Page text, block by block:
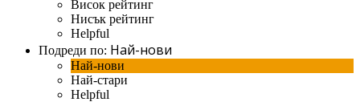
Висок рейтинг
Нисък рейтинг
Helpful
Подреди по: Най-нови
Най-нови
Най-стари
Helpful